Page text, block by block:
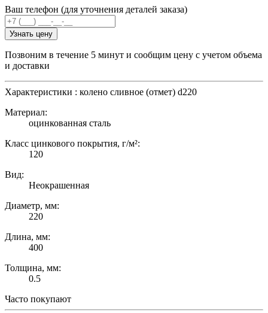
Ваш телефон (для уточнения деталей заказа)
Узнать цену
Позвоним в течение 5 минут и сообщим цену с учетом объема
и доставки
Характеристики : колено сливное (отмет) d220
Материал:
оцинкованная сталь
Класс цинкового покрытия, г/м²:
120
Вид:
Неокрашенная
Диаметр, мм:
220
Длина, мм:
400
Толщина, мм:
0.5
Часто покупают